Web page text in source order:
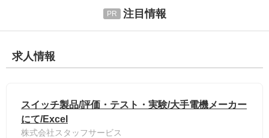
注目情報
求人情報
スイッチ製品/評価・テスト・実験/大手電機メーカー
にて/Excel
株式会社スタッフサービス